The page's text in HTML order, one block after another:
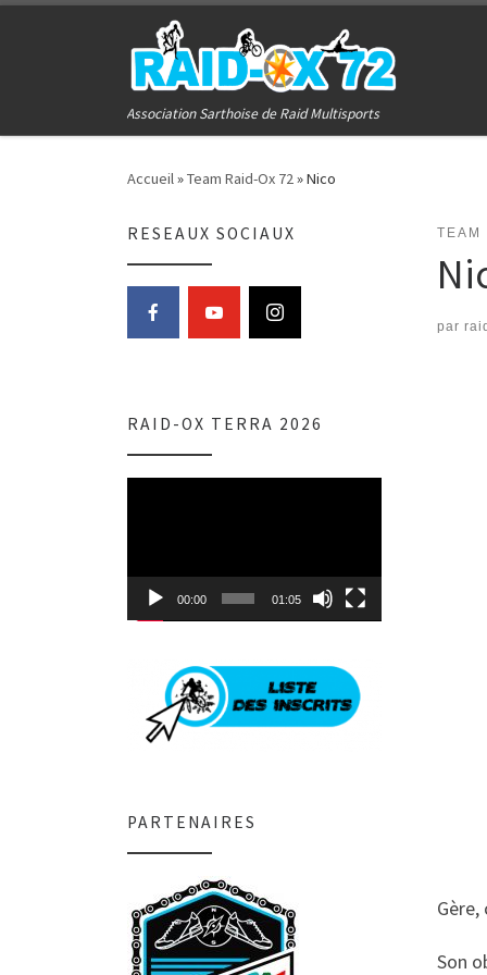
Association Sarthoise de Raid Multisports
Accueil»Team Raid-Ox 72»Nico
TEAM
par
Son
RESEAUX SOCIAUX
RAID-OX TERRA 2026
00:00 01:05
PARTENAIRES